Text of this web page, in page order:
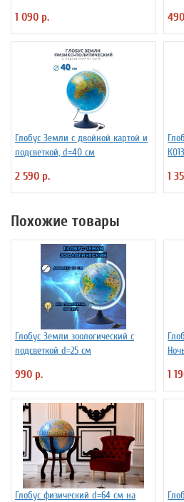
1 090 р.
Глобус Земли с двойной картой и
подсветкой, d=40 см
2 590 р. 1
Похожие товары
Глобус Земли зоологический с
подсветкой d=25 см
990 р. 1
Глобус физический d=64 см на